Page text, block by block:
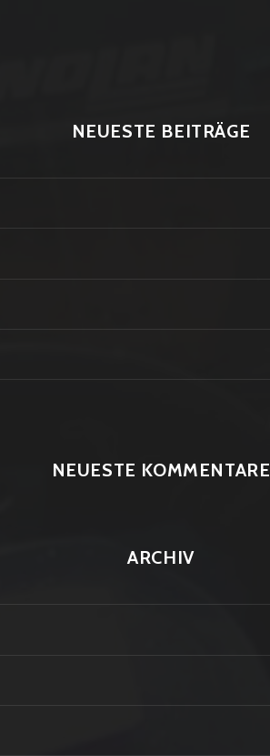
NEUESTE BEITRÄGE
NEUESTE KOMMENTARE
ARCHIV